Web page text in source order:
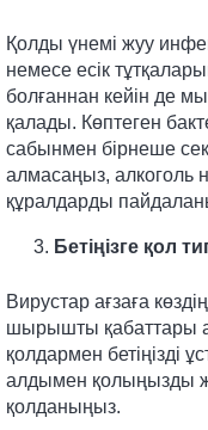
Қолды үнемі жуу
немесе есік
болғаннан кейін де
қалады. Көптеген
сабынмен бірнеше
алмасаңыз, алкоголь
құралдарды
Бетіңізге қол
Вирустар ағзаға
шырышты қабаттары
қолдармен бетіңізді
алдымен қолыңызды
қолданыңыз.